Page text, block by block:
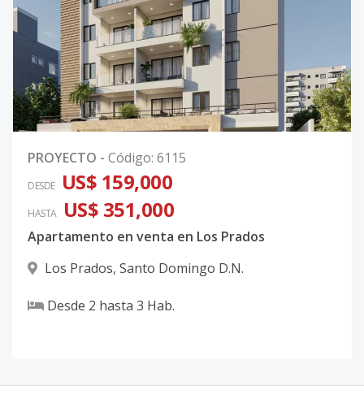
PROYECTO - Código: 6115
DESDE US$ 159,000
HASTA US$ 351,000
Apartamento en venta en Los Prados
Los Prados, Santo Domingo D.N.
Desde 2 hasta 3 Hab.